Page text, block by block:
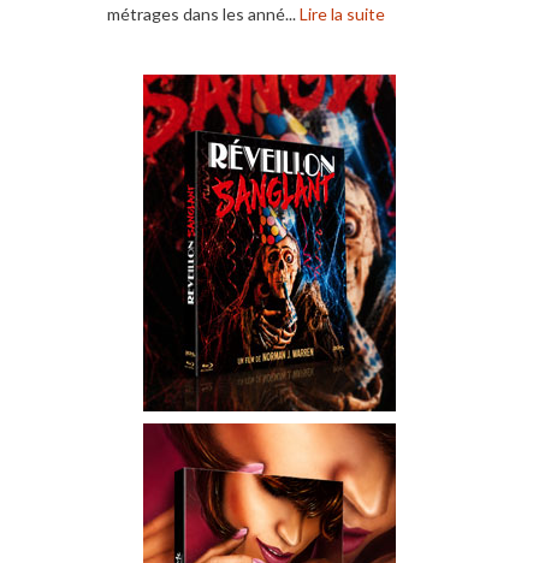
métrages dans les anné...Lire la suite